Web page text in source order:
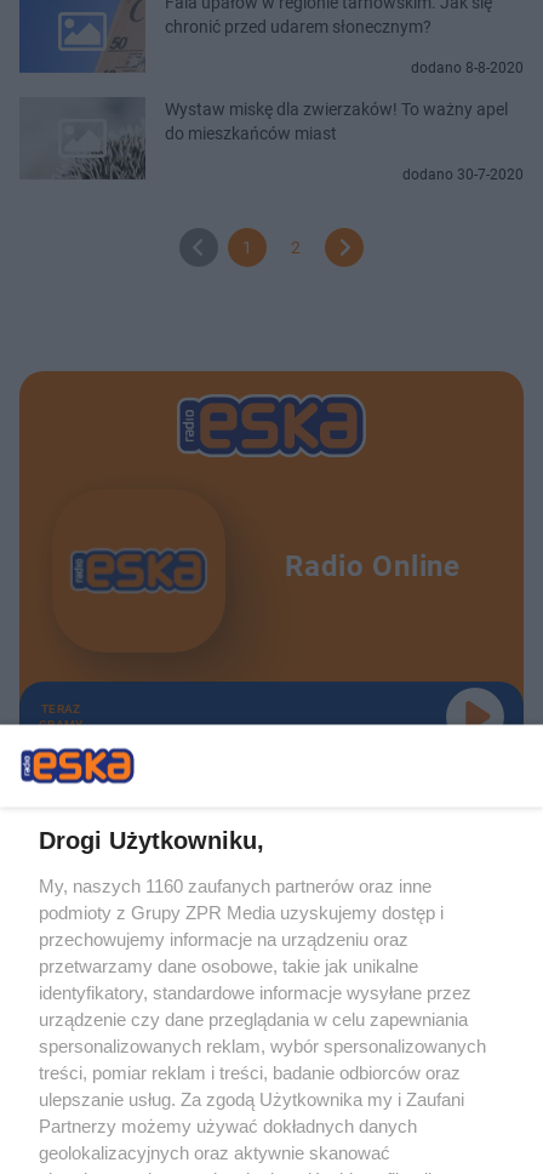
chronić przed udarem słonecznym?
dodano 8-8-2020
Wystaw miskę dla zwierzaków! To ważny apel
do mieszkańców miast
dodano 30-7-2020
1 2
Radio Online
TERAZ
GRAMY
Żaden utwór zamieszczony w serwisie nie może być powielany i
rozpowszechniany lub dalej rozpowszechniany w jakikolwiek sposób (w
tym także elektroniczny lub mechaniczny) na jakimkolwiek polu
eksploatacji w jakiejkolwiek formie, włącznie z umieszczaniem w Internecie
bez pisemnej zgody właściciela praw. Jakiekolwiek użycie lub
wykorzystanie utworów w całości lub w części z naruszeniem prawa, tzn.
bez właściwej zgody, jest zabronione pod groźbą kary i może być ścigane
prawnie.
Drogi Użytkowniku,
My, naszych 1160 zaufanych partnerów oraz inne
podmioty z Grupy ZPR Media uzyskujemy dostęp i
przechowujemy informacje na urządzeniu oraz
przetwarzamy dane osobowe, takie jak unikalne
identyfikatory, standardowe informacje wysyłane przez
urządzenie czy dane przeglądania w celu zapewniania
spersonalizowanych reklam, wybór spersonalizowanych
treści, pomiar reklam i treści, badanie odbiorców oraz
ulepszanie usług. Za zgodą Użytkownika my i Zaufani
Partnerzy możemy używać dokładnych danych
geolokalizacyjnych oraz aktywnie skanować